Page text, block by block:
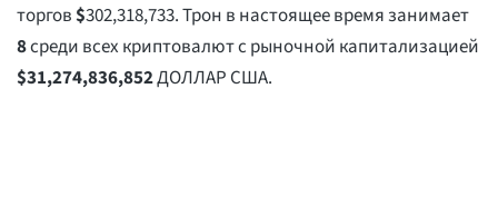
торгов$302,318,733. Трон в настоящее время занимает
8среди всех криптовалют с рыночной капитализацией
$31,274,836,852ДОЛЛАР США.